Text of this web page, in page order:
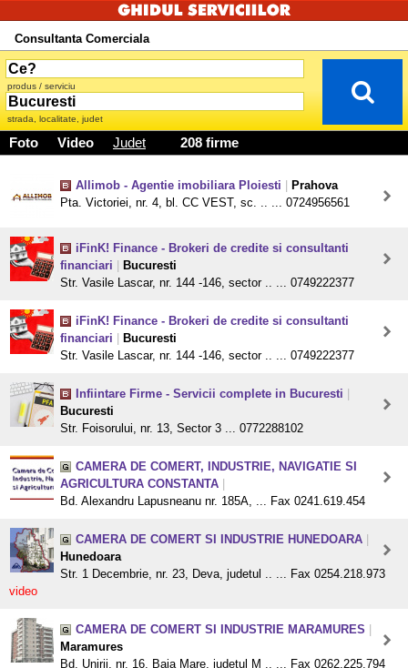
Consultanta Comerciala
produs / serviciu
strada, localitate, judet
Foto Video Judet 208 firme
Allimob - Agentie imobiliara Ploiesti
Prahova
Pta. Victoriei, nr. 4, bl. CC VEST, sc. .. ... 0724956561
iFinK! Finance - Brokeri de credite si consultanti
financiari
Bucuresti
Str. Vasile Lascar, nr. 144 -146, sector .. ... 0749222377
iFinK! Finance - Brokeri de credite si consultanti
financiari
Bucuresti
Str. Vasile Lascar, nr. 144 -146, sector .. ... 0749222377
Infiintare Firme - Servicii complete in Bucuresti
Bucuresti
Str. Foisorului, nr. 13, Sector 3 ... 0772288102
CAMERA DE COMERT, INDUSTRIE, NAVIGATIE SI
AGRICULTURA CONSTANTA
Bd. Alexandru Lapusneanu nr. 185A, ... Fax 0241.619.454
CAMERA DE COMERT SI INDUSTRIE HUNEDOARA
Hunedoara
Str. 1 Decembrie, nr. 23, Deva, judetul .. ... Fax 0254.218.973
video
CAMERA DE COMERT SI INDUSTRIE MARAMURES
Maramures
Bd. Unirii, nr. 16, Baia Mare, judetul M .. ... Fax 0262.225.794